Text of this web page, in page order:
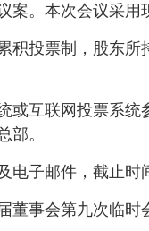
案。本次会议采用
积投票制，股东
或互联网投票系统
部。
电子邮件，截止时
董事会第九次临时